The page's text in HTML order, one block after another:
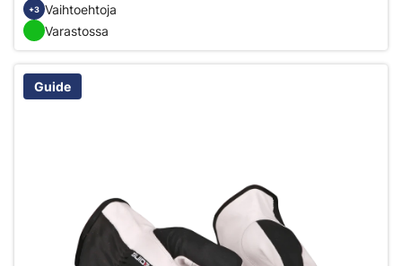
+3 Vaihtoehtoja
Varastossa
Guide